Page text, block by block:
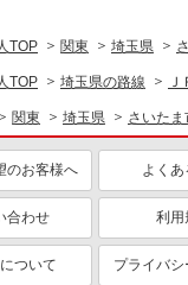
TOP 関東 埼玉県
TOP 埼玉県の路線
関東 埼玉県 さいたま
のお客様へ よくあ
合わせ 利用
ついて プライバ